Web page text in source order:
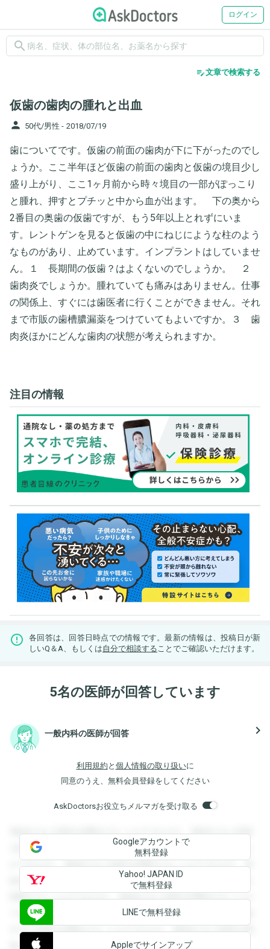
ログイン
search
edit_note文章で検索する
仮歯の歯肉の腫れと出血
person 50代/男性 - 2018/07/19
歯についてです。仮歯の前面の歯肉が下に下がったのでし
ょうか。ここ半年ほど仮歯の前面の歯肉と仮歯の境目少し
盛り上がり、ここ1ヶ月前から時々境目の一部がぽっこり
と腫れ、押すとプチッと中から血が出ます。 下の奥から
2番目の奥歯の仮歯ですが、もう5年以上とれずにいま
す。レントゲンを見ると仮歯の中にねじにような柱のよう
なものがあり、止めています。インプラントはしていませ
ん。１ 長期間の仮歯？はよくないのでしょうか。 ２
歯肉炎でしょうか。腫れていても痛みはありません。仕事
の関係上、すぐには歯医者に行くことができません。それ
まで市販の歯槽膿漏薬をつけていてもよいですか。３ 歯
肉炎ほかにどんな歯肉の状態が考えられますか。
注目の情報
各回答は、回答日時点での情報です。最新の情報は、投稿日が新
しいQ＆A、もしくは自分で相談する ことでご確認いただけます。
5名の医師が回答しています
一般内科の医師が回答 navigate_next
利用規約 と 個人情報の取り扱いに
同意のうえ、無料会員登録をしてください
AskDoctorsお役立ちメルマガを受け取る
登録すると回答を閲覧することができます。登録すると回答
を閲覧することができます。登録すると回答を閲覧すること
ができます。登録すると回答を閲覧することができます。登
録すると回答を閲覧することができます。登録すると回答を
閲覧することができます。登録すると回答を閲覧することが
できます。登録すると回答を閲覧することができます。登録
すると回答を閲覧することができます。登録すると回答を閲
覧することができます。
Googleアカウントで
無料登録
Yahoo! JAPAN ID
で無料登録
LINEで無料登録
Appleでサインアップ